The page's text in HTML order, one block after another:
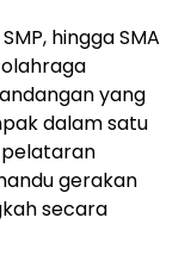
hingga SMA
yang
dalam satu
pelataran
gerakan
secara